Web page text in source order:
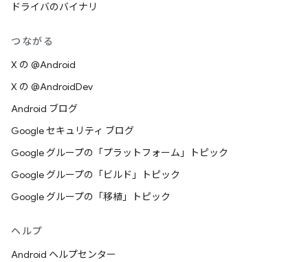
ドライバのバイナリ
つながる
X の @Android
X の @AndroidDev
Android ブログ
Google セキュリティ ブログ
Google グループの「プラットフォーム」トピック
Google グループの「ビルド」トピック
Google グループの「移植」トピック
ヘルプ
Android ヘルプセンター